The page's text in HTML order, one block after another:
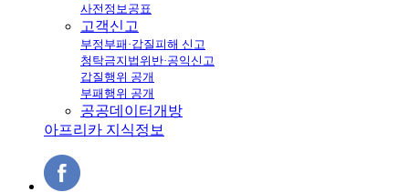
사전정보공표
고객신고
부정부패·갑질피해 신고
청탁금지법위반·공익신고
갑질행위 공개
부패행위 공개
공공데이터개방
아프리카 지식정보